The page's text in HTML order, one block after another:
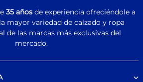
35 añosde experiencia ofreciéndole a
mayor variedad de calzado y ropa
de las marcas más exclusivas del
mercado.